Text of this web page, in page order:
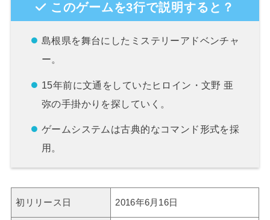
このゲームを3行で説明すると？
島根県を舞台にしたミステリーアドベンチャ
ー。
15年前に文通をしていたヒロイン・文野 亜
弥の手掛かりを探していく。
ゲームシステムは古典的なコマンド形式を採
用。
初リリース日 2016年6月16日